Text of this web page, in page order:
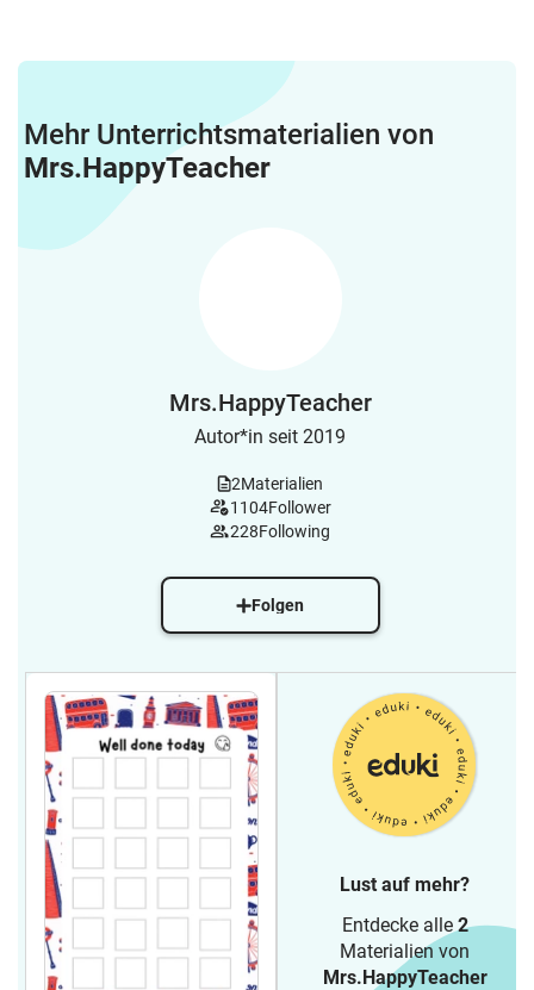
Mehr Unterrichtsmaterialien von
Mrs.HappyTeacher
Mrs.HappyTeacher
Autor*in seit 2019
2Materialien
1104Follower
228Following
Folgen
Lust auf mehr?
Entdecke alle2
Materialien von
Mrs.HappyTeacher